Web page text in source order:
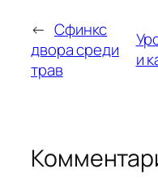
← Сфинкс
двора среди
трав
и